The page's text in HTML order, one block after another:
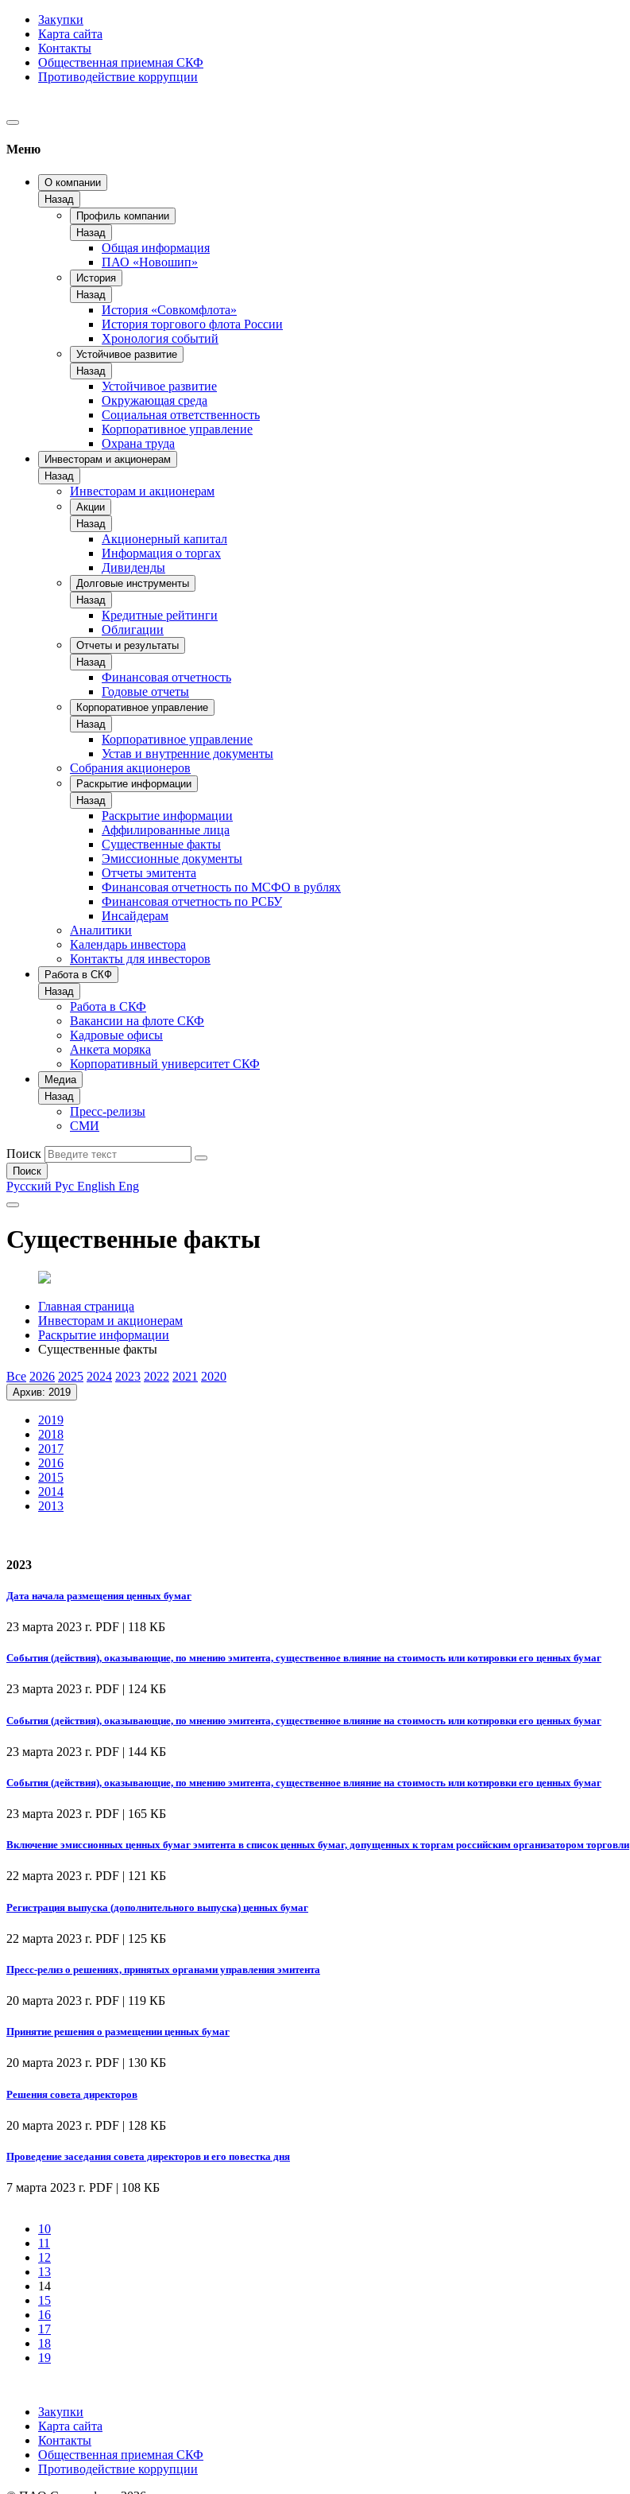
Закупки
Карта сайта
Контакты
Общественная приемная СКФ
Противодействие коррупции
Меню
О компании
Назад
Профиль компании
Назад
Общая информация
ПАО «Новошип»
История
Назад
История «Совкомфлота»
История торгового флота России
Хронология событий
Устойчивое развитие
Назад
Устойчивое развитие
Окружающая среда
Социальная ответственность
Корпоративное управление
Охрана труда
Инвесторам и акционерам
Назад
Инвесторам и акционерам
Акции
Назад
Акционерный капитал
Информация о торгах
Дивиденды
Долговые инструменты
Назад
Кредитные рейтинги
Облигации
Отчеты и результаты
Назад
Финансовая отчетность
Годовые отчеты
Корпоративное управление
Назад
Корпоративное управление
Устав и внутренние документы
Собрания акционеров
Раскрытие информации
Назад
Раскрытие информации
Аффилированные лица
Существенные факты
Эмиссионные документы
Отчеты эмитента
Финансовая отчетность по МСФО в рублях
Финансовая отчетность по РСБУ
Инсайдерам
Аналитики
Календарь инвестора
Контакты для инвесторов
Работа в СКФ
Назад
Работа в СКФ
Вакансии на флоте СКФ
Кадровые офисы
Анкета моряка
Корпоративный университет СКФ
Медиа
Назад
Пресс-релизы
СМИ
Поиск
Поиск
Русский Рус English Eng
Существенные факты
Главная страница
Инвесторам и акционерам
Раскрытие информации
Существенные факты
Все 2026 2025 2024 2023 2022 2021 2020
Архив: 2019
2019
2018
2017
2016
2015
2014
2013
2023
Дата начала размещения ценных бумаг
23 марта 2023 г. PDF | 118 КБ
События (действия), оказывающие, по мнению эмитента, существенное влияние на стоимость или котировки его ценных бумаг
23 марта 2023 г. PDF | 124 КБ
События (действия), оказывающие, по мнению эмитента, существенное влияние на стоимость или котировки его ценных бумаг
23 марта 2023 г. PDF | 144 КБ
События (действия), оказывающие, по мнению эмитента, существенное влияние на стоимость или котировки его ценных бумаг
23 марта 2023 г. PDF | 165 КБ
Включение эмиссионных ценных бумаг эмитента в список ценных бумаг, допущенных к торгам российским организатором торговли
22 марта 2023 г. PDF | 121 КБ
Регистрация выпуска (дополнительного выпуска) ценных бумаг
22 марта 2023 г. PDF | 125 КБ
Пресс-релиз о решениях, принятых органами управления эмитента
20 марта 2023 г. PDF | 119 КБ
Принятие решения о размещении ценных бумаг
20 марта 2023 г. PDF | 130 КБ
Решения совета директоров
20 марта 2023 г. PDF | 128 КБ
Проведение заседания совета директоров и его повестка дня
7 марта 2023 г. PDF | 108 КБ
10
11
12
13
14
15
16
17
18
19
Закупки
Карта сайта
Контакты
Общественная приемная СКФ
Противодействие коррупции